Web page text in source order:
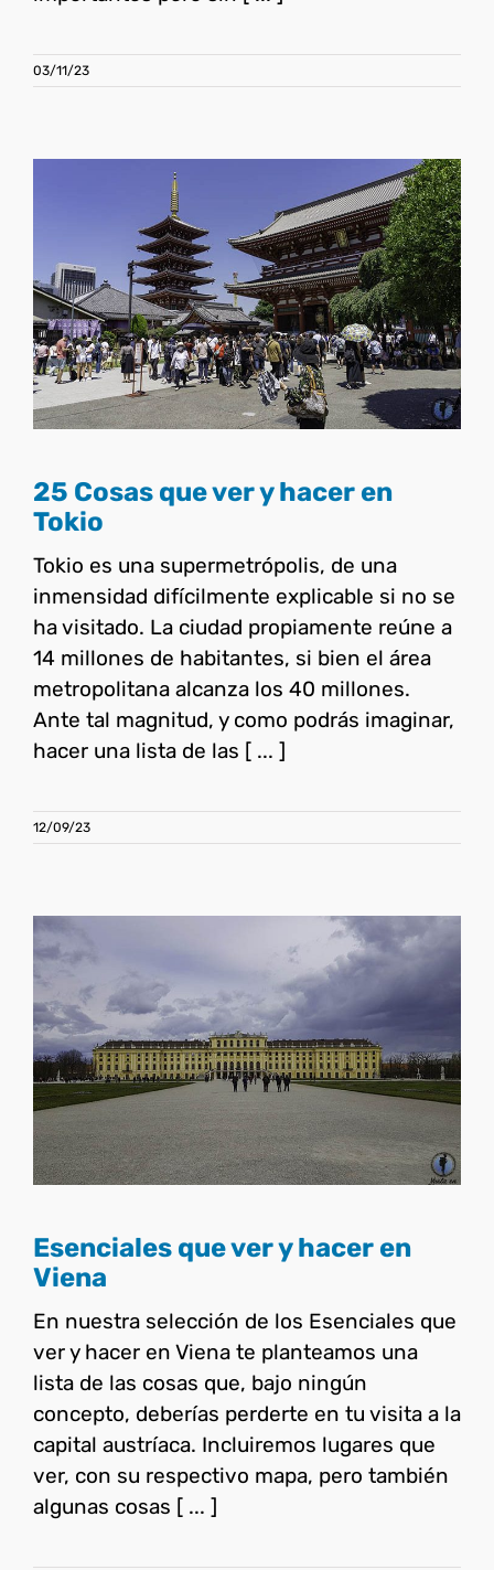
03/11/23
25 Cosas que ver y hacer en
Tokio
Japón
25 Cosas que ver y hacer en
Tokio
Tokio es una supermetrópolis, de una
inmensidad difícilmente explicable si no se
ha visitado. La ciudad propiamente reúne a
14 millones de habitantes, si bien el área
metropolitana alcanza los 40 millones.
Ante tal magnitud, y como podrás imaginar,
hacer una lista de las [ ... ]
12/09/23
Esenciales que ver y hacer
en Viena
Austria
Esenciales que ver y hacer en
Viena
En nuestra selección de los Esenciales que
ver y hacer en Viena te planteamos una
lista de las cosas que, bajo ningún
concepto, deberías perderte en tu visita a la
capital austríaca. Incluiremos lugares que
ver, con su respectivo mapa, pero también
algunas cosas [ ... ]